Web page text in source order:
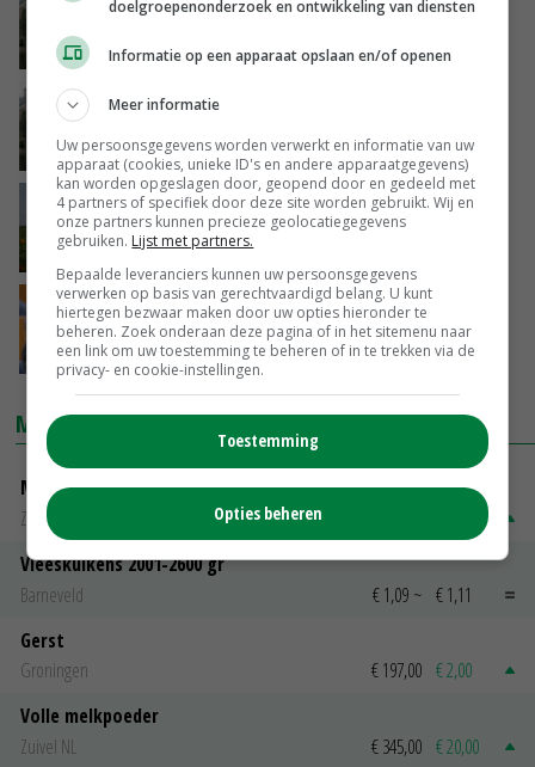
06-09-2014
CU: compensatiegeld tuinders goed
19-08-2014
LTO steunt motie metam-natrium
19-03-2014
CU: onderzoek alternatief metam-natrium
19-03-2014
MARKTPRIJZEN
Magere melkpoeder
Zuivel NL
Vleeskuikens 2001-2600 gr
Barneveld
€ 1,09 ~ € 1,11
Gerst
Groningen
€ 197,00 € 2,00
Volle melkpoeder
Zuivel NL
€ 345,00 € 20,00
doelgroepenonderzoek en ontwikkeling van diensten
Informatie op een apparaat opslaan en/of openen
Meer informatie
Uw persoonsgegevens worden verwerkt en informatie van uw
apparaat (cookies, unieke ID's en andere apparaatgegevens)
kan worden opgeslagen door, geopend door en gedeeld met
4 partners of specifiek door deze site worden gebruikt. Wij en
onze partners kunnen precieze geolocatiegegevens
gebruiken. Lijst met partners.
Bepaalde leveranciers kunnen uw persoonsgegevens
verwerken op basis van gerechtvaardigd belang. U kunt
hiertegen bezwaar maken door uw opties hieronder te
beheren. Zoek onderaan deze pagina of in het sitemenu naar
een link om uw toestemming te beheren of in te trekken via de
privacy- en cookie-instellingen.
Toestemming
Opties beheren